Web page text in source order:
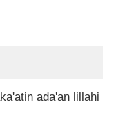
ada'an lillahi